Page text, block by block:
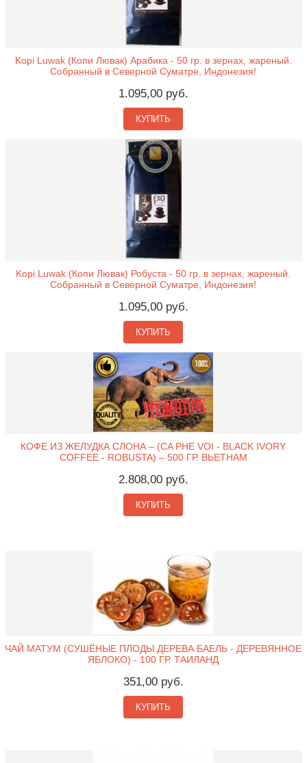
Kopi Luwak (Копи Лювак) Арабика - 50 гр. в зернах, жареный.
Собранный в Северной Суматре, Индонезия!
1.095,00 руб.
КУПИТЬ
Kopi Luwak (Копи Лювак) Робуста - 50 гр. в зернах, жареный.
Собранный в Северной Суматре, Индонезия!
1.095,00 руб.
КУПИТЬ
КОФЕ ИЗ ЖЕЛУДКА СЛОНА – (CA PHE VOI - BLACK IVORY
COFFEE - ROBUSTA) – 500 ГР. ВЬЕТНАМ
2.808,00 руб.
КУПИТЬ
ЧАЙ МАТУМ (СУШЁНЫЕ ПЛОДЫ ДЕРЕВА БАЕЛЬ - ДЕРЕВЯННОЕ
ЯБЛОКО) - 100 ГР. ТАИЛАНД
351,00 руб.
КУПИТЬ